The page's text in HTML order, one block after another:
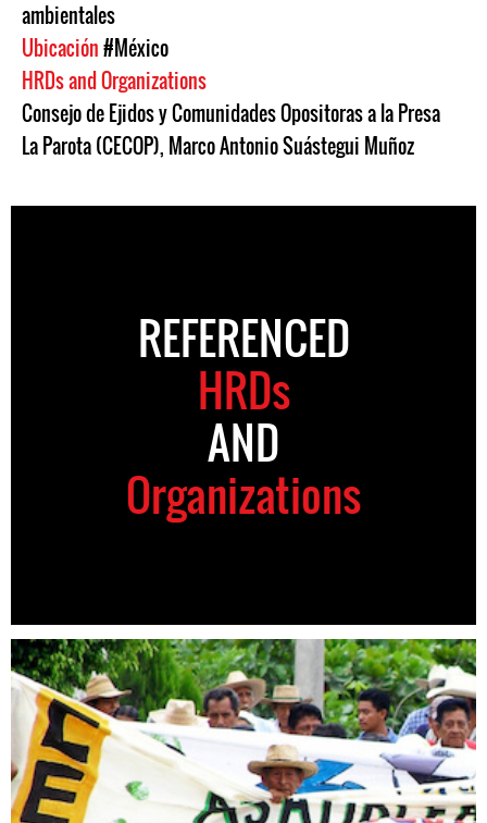
ambientales
Ubicación#México
HRDs and Organizations
Consejo de Ejidos y Comunidades Opositoras a la Presa
La Parota (CECOP), Marco Antonio Suástegui Muñoz
REFERENCED
HRDs
AND
Organizations